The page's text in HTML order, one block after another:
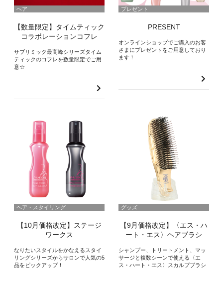
ヘア
【数量限定】タイムティック
コラボレーションコフレ
サブリミック最高峰シリーズタイム
ティックのコフレを数量限定でご用
意☆
プレゼント
PRESENT
オンラインショップでご購入のお客
さまにプレゼントをご用意しており
ます！
ヘア・スタイリング
【10月価格改定】ステージ
ワークス
なりたいスタイルをかなえるスタイ
リングシリーズからサロンで人気の5
品をピックアップ！
グッズ
【9月価格改定】〈エス・ハ
ート・エス〉ヘアブラシ
シャンプー、トリートメント、マッ
サージと複数シーンで使える〈エ
ス・ハート・エス〉スカルプブラシ